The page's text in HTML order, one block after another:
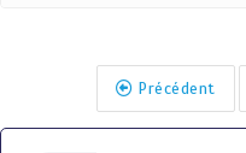
Précédent